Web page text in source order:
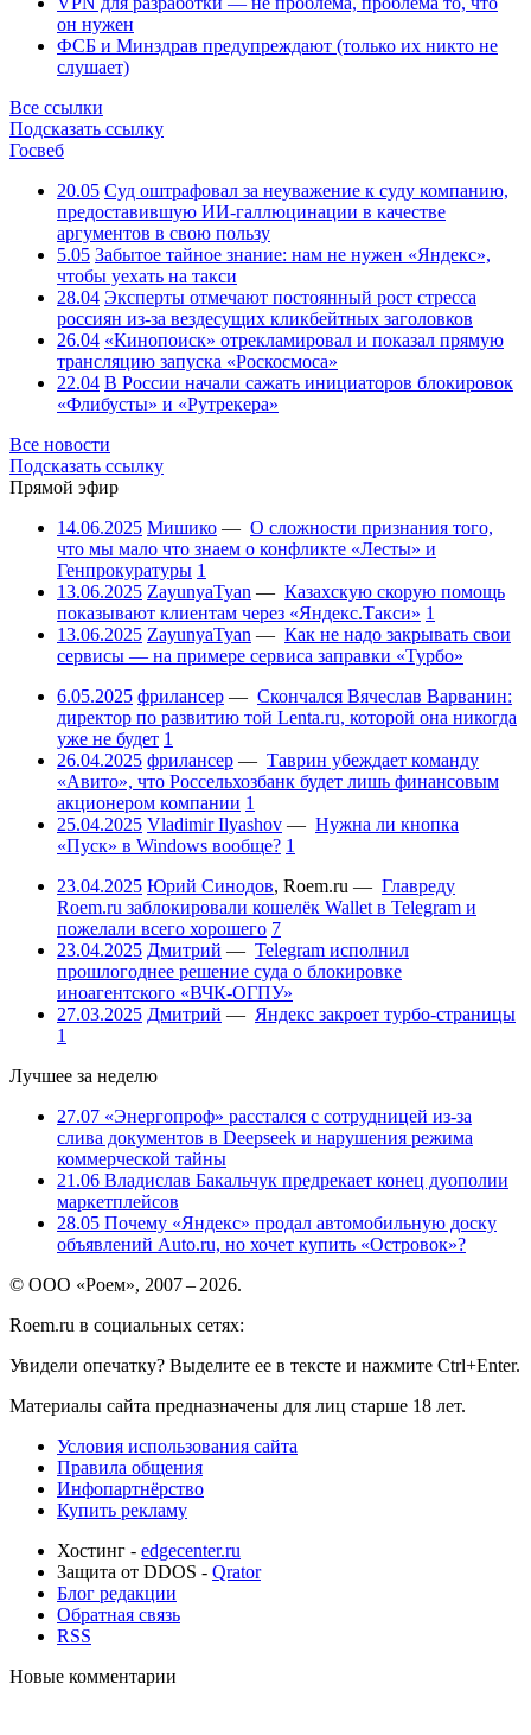
он нужен
ФСБ и Минздрав предупреждают (только их никто не
слушает)
Все ссылки
Подсказать ссылку
Госвеб
20.05 Суд оштрафовал за неуважение к суду компанию,
предоставившую ИИ-галлюцинации в качестве
аргументов в свою пользу
5.05 Забытое тайное знание: нам не нужен «Яндекс»,
чтобы уехать на такси
28.04 Эксперты отмечают постоянный рост стресса
россиян из-за вездесущих кликбейтных заголовков
26.04 «Кинопоиск» отрекламировал и показал прямую
трансляцию запуска «Роскосмоса»
22.04 В России начали сажать инициаторов блокировок
«Флибусты» и «Рутрекера»
Все новости
Подсказать ссылку
Прямой эфир
14.06.2025 Мишико — О сложности признания того,
что мы мало что знаем о конфликте «Лесты» и
Генпрокуратуры 1
13.06.2025 ZayunyaTyan — Казахскую скорую помощь
показывают клиентам через «Яндекс.Такси» 1
13.06.2025 ZayunyaTyan — Как не надо закрывать свои
сервисы — на примере сервиса заправки «Турбо»
6.05.2025 фрилансер — Скончался Вячеслав Варванин:
директор по развитию той Lenta.ru, которой она никогда
уже не будет 1
26.04.2025 фрилансер — Таврин убеждает команду
«Авито», что Россельхозбанк будет лишь финансовым
акционером компании 1
25.04.2025 Vladimir Ilyashov — Нужна ли кнопка
«Пуск» в Windows вообще? 1
23.04.2025 Юрий Синодов, Roem.ru — Главреду
Roem.ru заблокировали кошелёк Wallet в Telegram и
пожелали всего хорошего 7
23.04.2025 Дмитрий — Telegram исполнил
прошлогоднее решение суда о блокировке
иноагентского «ВЧК-ОГПУ»
27.03.2025 Дмитрий — Яндекс закроет турбо-страницы
1
Лучшее за неделю
27.07 «Энергопроф» расстался с сотрудницей из-за
слива документов в Deepseek и нарушения режима
коммерческой тайны
21.06 Владислав Бакальчук предрекает конец дуополии
маркетплейсов
28.05 Почему «Яндекс» продал автомобильную доску
объявлений Auto.ru, но хочет купить «Островок»?
© ООО «Роем», 2007 – 2026.
Roem.ru в социальных сетях:
Увидели опечатку? Выделите ее в тексте и нажмите Ctrl+Enter.
Материалы сайта предназначены для лиц старше 18 лет.
Условия использования сайта
Правила общения
Инфопартнёрство
Купить рекламу
Хостинг - edgecenter.ru
Защита от DDOS - Qrator
Блог редакции
Обратная связь
RSS
Новые комментарии